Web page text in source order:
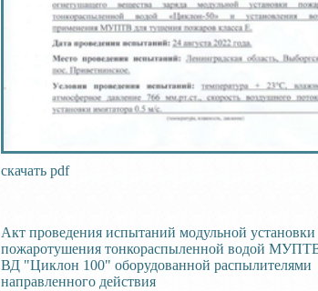
скачать pdf
Акт проведения испытаний модульной установки
пожаротушения тонкораспыленной водой
ВД "Циклон 100" оборудованной распылителями
направленного действия